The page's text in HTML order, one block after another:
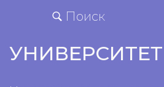
Поиск
УНИВЕРСИТЕТ